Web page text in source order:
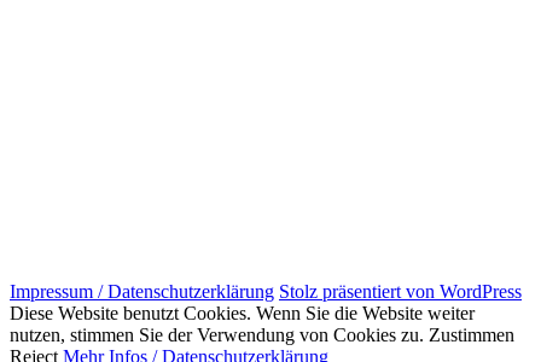
Impressum / Datenschutzerklärung Stolz präsentiert von WordPress
Diese Website benutzt Cookies. Wenn Sie die Website weiter
nutzen, stimmen Sie der Verwendung von Cookies zu. Zustimmen
Reject Mehr Infos / Datenschutzerklärung